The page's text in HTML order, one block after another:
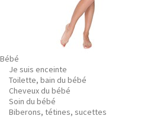
Bébé
Je suis enceinte
Toilette, bain du bébé
Cheveux du bébé
Soin du bébé
Biberons, tétines, sucettes